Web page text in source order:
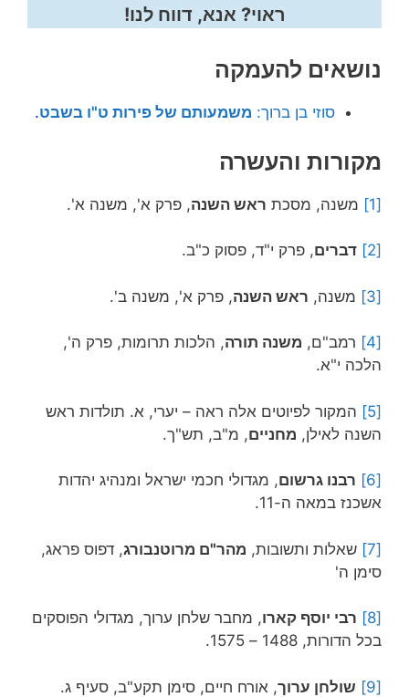
ראוי? אנא, דווח לנו!
נושאים להעמקה
סוזי בן ברוך: משמעותם של פירות ט"ו בשבט.
מקורות והעשרה
[1] משנה, מסכת ראש השנה, פרק א', משנה א'.
[2] דברים, פרק י"ד, פסוק כ"ב.
[3] משנה, ראש השנה, פרק א', משנה ב'.
[4] רמב"ם, משנה תורה, הלכות תרומות, פרק ה',
הלכה י"א.
[5]
המקור לפיוטים אלה ראה – יערי, א. תולדות ראש
השנה לאילן, מחניים, מ"ב, תש"ך.
[6] רבנו גרשום, מגדולי חכמי ישראל ומנהיג יהדות
אשכנז במאה ה-11.
[7] שאלות ותשובות, מהר"ם מרוטנבורג, דפוס פראג,
סימן ה'
[8] רבי יוסף קארו, מחבר שלחן ערוך, מגדולי הפוסקים
בכל הדורות, 1488 – 1575.
[9] שולחן ערוך, אורח חיים, סימן תקע"ב, סעיף ג.